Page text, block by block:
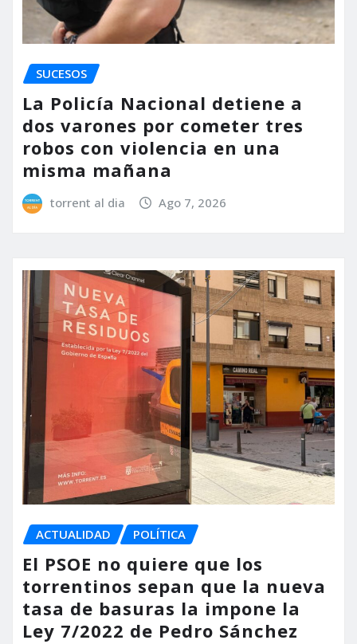
SUCESOS
La Policía Nacional detiene a
dos varones por cometer tres
robos con violencia en una
misma mañana
torrent al dia Ago 7, 2026
ACTUALIDAD POLÍTICA
El PSOE no quiere que los
torrentinos sepan que la nueva
tasa de basuras la impone la
Ley 7/2022 de Pedro Sánchez